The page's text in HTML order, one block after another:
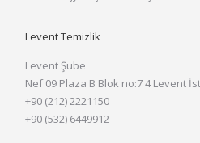
Levent Temizlik
Levent Şube
Nef 09 Plaza B Blok no:7 4 Levent
+90 (212) 2221150
+90 (532) 6449912